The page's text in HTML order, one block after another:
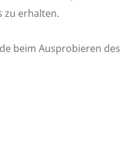
zu erhalten.
beim Ausprobieren des